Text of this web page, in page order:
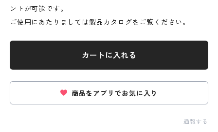
ントが可能です。
ご使用にあたりましては製品カタログをご覧ください。
カートに入れる
商品をアプリでお気に入り
通報する